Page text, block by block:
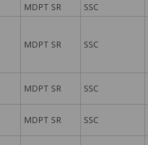
MDPT SR SSC
MDPT SR SSC
MDPT SR SSC
MDPT SR SSC